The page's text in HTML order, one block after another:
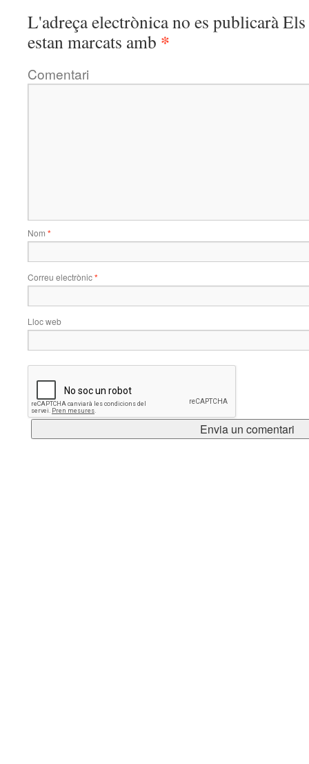
L'adreça electrònica no es publicaràEls
estan marcats amb *
Comentari
Nom *
Correu electrònic*
Lloc web